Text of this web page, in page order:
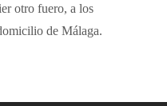
otro fuero, a los
de Málaga.